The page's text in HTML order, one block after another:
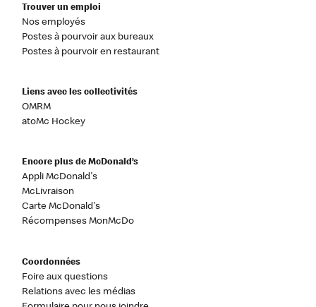
Trouver un emploi
Nos employés
Postes à pourvoir aux bureaux
Postes à pourvoir en restaurant
Liens avec les collectivités
OMRM
atoMc Hockey
Encore plus de McDonald’s
Appli McDonald's
McLivraison
Carte McDonald's
Récompenses MonMcDo
Coordonnées
Foire aux questions
Relations avec les médias